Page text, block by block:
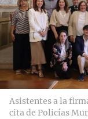
Asistentes a la
cita de Policías